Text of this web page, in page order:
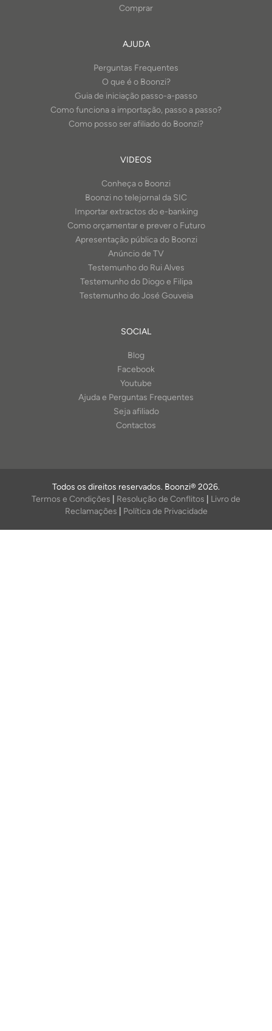
Comprar
AJUDA
Perguntas Frequentes
O que é o Boonzi?
Guia de iniciação passo-a-passo
Como funciona a importação, passo a passo?
Como posso ser afiliado do Boonzi?
VIDEOS
Conheça o Boonzi
Boonzi no telejornal da SIC
Importar extractos do e-banking
Como orçamentar e prever o Futuro
Apresentação pública do Boonzi
Anúncio de TV
Testemunho do Rui Alves
Testemunho do Diogo e Filipa
Testemunho do José Gouveia
SOCIAL
Blog
Facebook
Youtube
Ajuda e Perguntas Frequentes
Seja afiliado
Contactos
Todos os direitos reservados. Boonzi® 2026.
Termos e Condições
Resolução de Conflitos
Livro de
Reclamações
Política de Privacidade